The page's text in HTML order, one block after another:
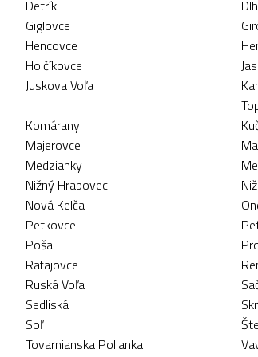
Detrík
Giglovce
Hencovce
Holčíkovce
Juskova Voľa
Komárany
Majerovce
Medzianky
Nižný Hrabovec
Nová Kelča
Petkovce
Poša
Rafajovce
Ruská Voľa
Sedliská
Soľ
Tovarnianska Polianka